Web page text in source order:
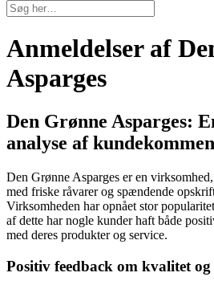
Anmeldelser af
Asparges
Den Grønne Asparges:
analyse af
Den Grønne Asparges er en
med friske råvarer og spændende
Virksomheden har opnået stor
af dette har nogle kunder haft både
med deres produkter og service.
Positiv feedback om kvalitet og